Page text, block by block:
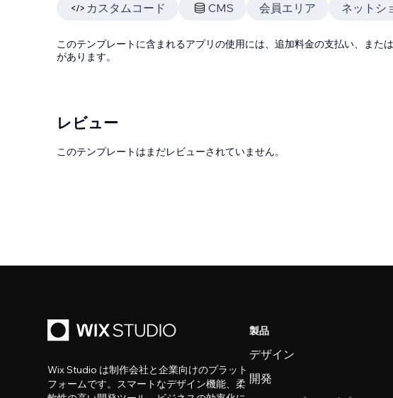
カスタムコード CMS 会員エリア ネットシ
このテンプレートに含まれるアプリの使用には、追加料金の支払い、また
があります。
レビュー
このテンプレートはまだレビューされていません。
Wix Studio は制作会社と企業向けのプラット
フォームです。スマートなデザイン機能、柔
製品
デザイン
開発